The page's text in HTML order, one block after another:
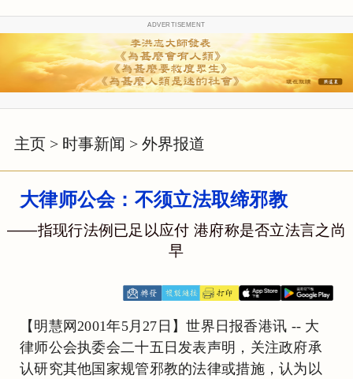
ADVERTISEMENT
主页 > 时事新闻 > 外界报道
大律师公会：不须立法取缔邪教
——指现行法例已足以应付 港府称是否立法言之尚
早
【明慧网2001年5月27日】世界日报香港讯 -- 大
律师公会执委会二十五日发表声明，关注政府承
认研究其他国家规管邪教的法律或措施，认为以